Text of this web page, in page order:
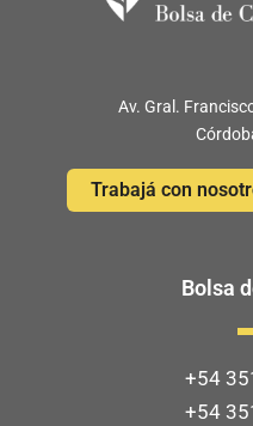
Av. Gral.
Trabajá con
Bolsa
+54
+54